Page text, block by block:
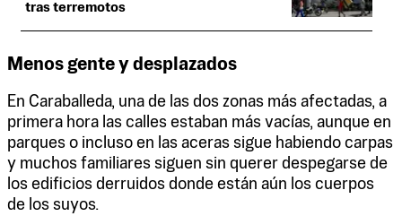
tras terremotos
Menos gente y desplazados
En Caraballeda, una de las dos zonas más afectadas, a
primera hora las calles estaban más vacías, aunque en
parques o incluso en las aceras sigue habiendo carpas
y muchos familiares siguen sin querer despegarse de
los edificios derruidos donde están aún los cuerpos
de los suyos.